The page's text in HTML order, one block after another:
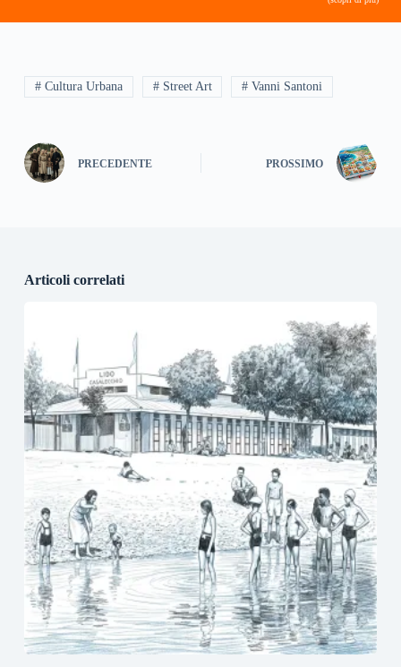
# Cultura Urbana # Street Art # Vanni Santoni
PRECEDENTE PROSSIMO
Articoli correlati